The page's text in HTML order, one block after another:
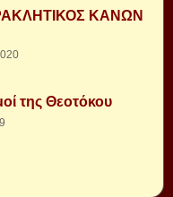
ΚΑΝΩΝ
της Θεοτόκου